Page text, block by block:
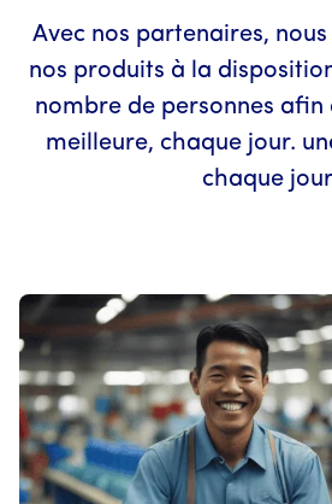
Avec nos partenaires,
nos produits à la
nombre de personnes afin
meilleure, chaque jour.
chaque